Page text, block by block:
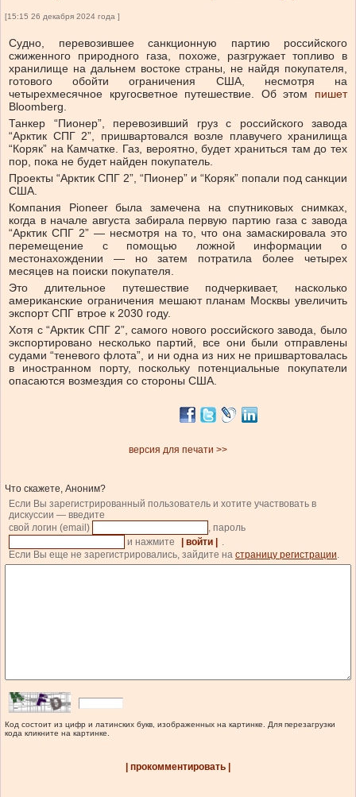
[15:15 26 декабря 2024 года ]
Судно, перевозившее санкционную партию российского
сжиженного природного газа, похоже, разгружает топливо в
хранилище на дальнем востоке страны, не найдя покупателя,
готового обойти ограничения США, несмотря на
четырехмесячное кругосветное путешествие. Об этом пишет
Bloomberg.
Танкер “Пионер”, перевозивший груз с российского завода
“Арктик СПГ 2”, пришвартовался возле плавучего хранилища
“Коряк” на Камчатке. Газ, вероятно, будет храниться там до тех
пор, пока не будет найден покупатель.
Проекты “Арктик СПГ 2”, “Пионер” и “Коряк” попали под санкции
США.
Компания Pioneer была замечена на спутниковых снимках,
когда в начале августа забирала первую партию газа с завода
“Арктик СПГ 2” — несмотря на то, что она замаскировала это
перемещение с помощью ложной информации о
местонахождении — но затем потратила более четырех
месяцев на поиски покупателя.
Это длительное путешествие подчеркивает, насколько
американские ограничения мешают планам Москвы увеличить
экспорт СПГ втрое к 2030 году.
Хотя с “Арктик СПГ 2”, самого нового российского завода, было
экспортировано несколько партий, все они были отправлены
судами “теневого флота”, и ни одна из них не пришвартовалась
в иностранном порту, поскольку потенциальные покупатели
опасаются возмездия со стороны США.
версия для печати >>
Что скажете, Аноним?
Если Вы зарегистрированный пользователь и хотите участвовать в
дискуссии — введите
свой логин (email)
, пароль
и нажмите
| войти |
.
Если Вы еще не зарегистрировались, зайдите на страницу регистрации.
Код состоит из цифр и латинских букв, изображенных на картинке. Для перезагрузки
кода кликните на картинке.
| прокомментировать |